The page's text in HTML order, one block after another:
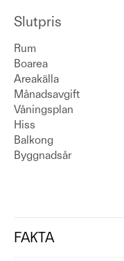
Slutpris
Rum
Boarea
Areakälla
Månadsavgift
Våningsplan
Hiss
Balkong
Byggnadsår
FAKTA